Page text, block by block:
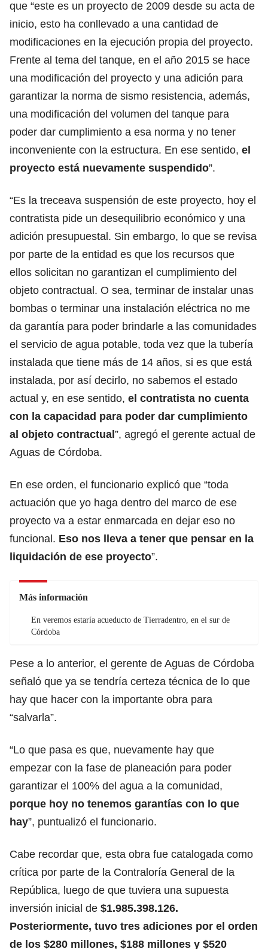
que “este es un proyecto de 2009 desde su acta de
inicio, esto ha conllevado a una cantidad de
modificaciones en la ejecución propia del proyecto.
Frente al tema del tanque, en el año 2015 se hace
una modificación del proyecto y una adición para
garantizar la norma de sismo resistencia, además,
una modificación del volumen del tanque para
poder dar cumplimiento a esa norma y no tener
inconveniente con la estructura. En ese sentido, el
proyecto está nuevamente suspendido”.
“Es la treceava suspensión de este proyecto, hoy el
contratista pide un desequilibrio económico y una
adición presupuestal. Sin embargo, lo que se revisa
por parte de la entidad es que los recursos que
ellos solicitan no garantizan el cumplimiento del
objeto contractual. O sea, terminar de instalar unas
bombas o terminar una instalación eléctrica no me
da garantía para poder brindarle a las comunidades
el servicio de agua potable, toda vez que la tubería
instalada que tiene más de 14 años, si es que está
instalada, por así decirlo, no sabemos el estado
actual y, en ese sentido, el contratista no cuenta
con la capacidad para poder dar cumplimiento
al objeto contractual”, agregó el gerente actual de
Aguas de Córdoba.
En ese orden, el funcionario explicó que “toda
actuación que yo haga dentro del marco de ese
proyecto va a estar enmarcada en dejar eso no
funcional. Eso nos lleva a tener que pensar en la
liquidación de ese proyecto”.
Más información
En veremos estaría acueducto de Tierradentro, en el sur de
Córdoba
Pese a lo anterior, el gerente de Aguas de Córdoba
señaló que ya se tendría certeza técnica de lo que
hay que hacer con la importante obra para
“salvarla”.
“Lo que pasa es que, nuevamente hay que
empezar con la fase de planeación para poder
garantizar el 100% del agua a la comunidad,
porque hoy no tenemos garantías con lo que
hay”, puntualizó el funcionario.
Cabe recordar que, esta obra fue catalogada como
crítica por parte de la Contraloría General de la
República, luego de que tuviera una supuesta
inversión inicial de $1.985.398.126.
Posteriormente, tuvo tres adiciones por el orden
de los $280 millones, $188 millones y $520